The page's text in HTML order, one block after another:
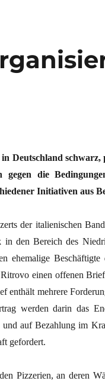
Deutschland
gegen die
Initiativen aus
der italienischen
den Bereich des
ehemalige
einen offenen
enthält mehrere
werden darin das
und auf Bezahlung im
gefordert.
Pizzerien, an deren